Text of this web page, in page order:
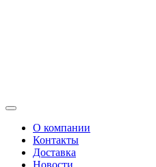
О компании
Контакты
Доставка
Новости